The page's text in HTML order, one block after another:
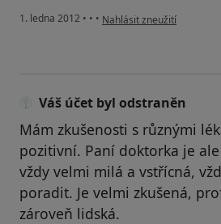
1. ledna 2012 • • • podle názoru uživatele
Nahlásit zneužití
Váš účet byl odstraněn
Mám zkušenosti s různými
pozitivní. Paní doktorka je
vždy velmi milá a vstřícná,
poradit. Je velmi zkušená,
zároveň lidská.